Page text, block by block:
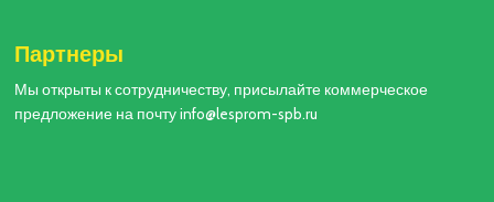
Партнеры
Мы открыты к сотрудничеству, присылайте коммерческое
предложение на почту info@lesprom-spb.ru